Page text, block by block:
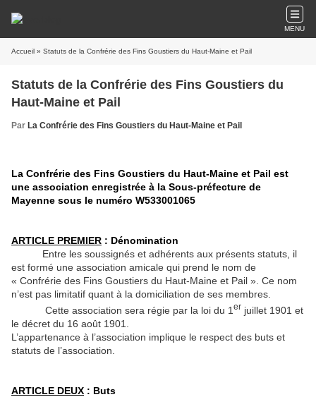
MENU
Accueil » Statuts de la Confrérie des Fins Goustiers du Haut-Maine et Pail
Statuts de la Confrérie des Fins Goustiers du
Haut-Maine et Pail
Par La Confrérie des Fins Goustiers du Haut-Maine et Pail
La Confrérie des Fins Goustiers du Haut-Maine et Pail est
une association enregistrée à la Sous-préfecture de
Mayenne sous le numéro W533001065
ARTICLE PREMIER : Dénomination
Entre les soussignés et adhérents aux présents statuts, il
est formé une association amicale qui prend le nom de
« Confrérie des Fins Goustiers du Haut-Maine et Pail ». Ce nom
n’est pas limitatif quant à la domiciliation de ses membres.
Cette association sera régie par la loi du 1 er juillet 1901 et
le décret du 16 août 1901.
L’appartenance à l’association implique le respect des buts et
statuts de l’association.
ARTICLE DEUX : Buts